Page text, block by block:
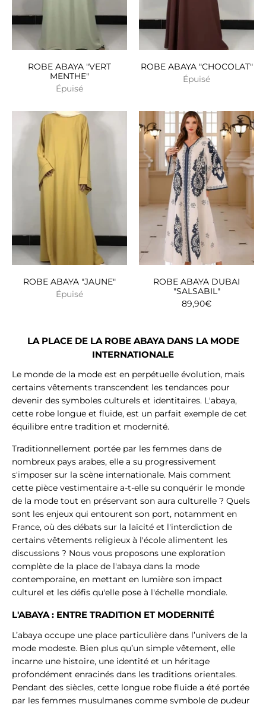
ROBE ABAYA "VERT
MENTHE"
Épuisé
ROBE ABAYA "CHOCOLAT"
Épuisé
ROBE ABAYA "JAUNE"
Épuisé
ROBE ABAYA DUBAI
"SALSABIL"
89,90€
LA PLACE DE LA ROBE ABAYA DANS LA MODE
INTERNATIONALE
Le monde de la mode est en perpétuelle évolution, mais
certains vêtements transcendent les tendances pour
devenir des symboles culturels et identitaires. L'abaya,
cette robe longue et fluide, est un parfait exemple de cet
équilibre entre tradition et modernité.
Traditionnellement portée par les femmes dans de
nombreux pays arabes, elle a su progressivement
s'imposer sur la scène internationale. Mais comment
cette pièce vestimentaire a-t-elle su conquérir le monde
de la mode tout en préservant son aura culturelle ? Quels
sont les enjeux qui entourent son port, notamment en
France, où des débats sur la laïcité et l'interdiction de
certains vêtements religieux à l'école alimentent les
discussions ? Nous vous proposons une exploration
complète de la place de l'abaya dans la mode
contemporaine, en mettant en lumière son impact
culturel et les défis qu'elle pose à l'échelle mondiale.
L'ABAYA : ENTRE TRADITION ET MODERNITÉ
L’abaya occupe une place particulière dans l’univers de la
mode modeste. Bien plus qu’un simple vêtement, elle
incarne une histoire, une identité et un héritage
profondément enracinés dans les traditions orientales.
Pendant des siècles, cette longue robe fluide a été portée
par les femmes musulmanes comme symbole de pudeur